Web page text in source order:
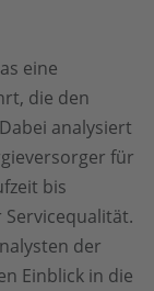
eine
die den
analysiert
für
bis
der
Einblick in die